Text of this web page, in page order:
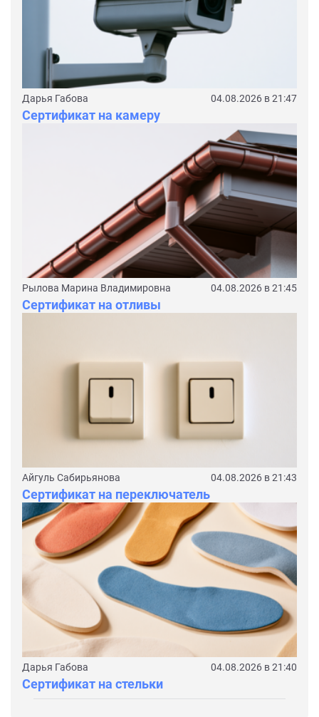
Дарья Габова 04.08.2026 в 21:47
Сертификат на камеру
Рылова Марина Владимировна 04.08.2026 в 21:45
Сертификат на отливы
Айгуль Сабирьянова 04.08.2026 в 21:43
Сертификат на переключатель
Дарья Габова 04.08.2026 в 21:40
Сертификат на стельки